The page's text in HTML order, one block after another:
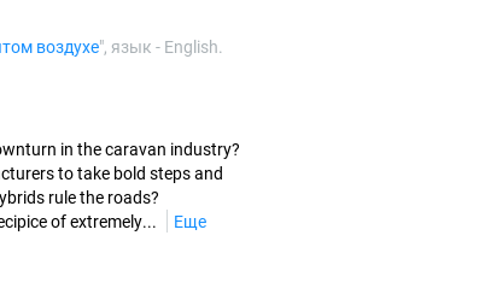
воздухе", язык - English.
in the caravan industry?
to take bold steps and
rule the roads?
of extremely...
Еще